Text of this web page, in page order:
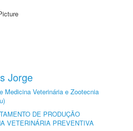
Jorge
Medicina Veterinária e Zootecnia
DE PRODUÇÃO
VETERINÁRIA PREVENTIVA